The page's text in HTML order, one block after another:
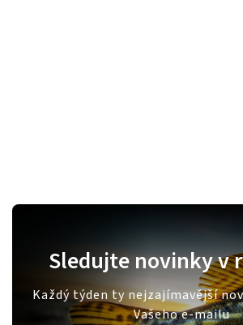
Sledujte novinky v
Každý týden ty nejzajímavější
Vašeho e-mailu